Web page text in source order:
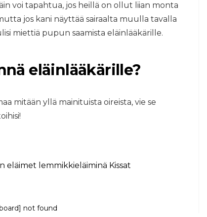
voi tapahtua, jos heillä on ollut liian monta
jos kani näyttää sairaalta muulla tavalla
miettiä pupun saamista eläinlääkärille.
eläinlääkärille?
mitään yllä mainituista oireista, vie se
eläimet lemmikkieläiminä Kissat
not found